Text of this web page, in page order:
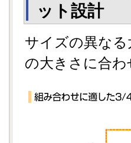
ット設計
サイズの異な
の大きさに合